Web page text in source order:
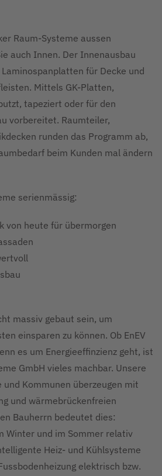
Raum-Systeme aussen
auch Innen. Der Innenausbau
für Decke und
Mittels GK-Platten,
tapeziert oder für den
vorbereitet. Raumteiler,
runden das Programm ab,
beim Kunden mal ändern
serienmässig:
von heute für übermorgen
massiv gebaut sein, um
einsparen zu können. Ob EnEV
es um Energieeffinzienz geht, ist
GmbH vieles machbar. Unsere
Kommunen überzeugen mit
und wärmebrückenfreien
Bauherrn bedeutet dies:
Winter und im Sommer relativ
Heiz- und Kühlsysteme
elektrisch bzw.